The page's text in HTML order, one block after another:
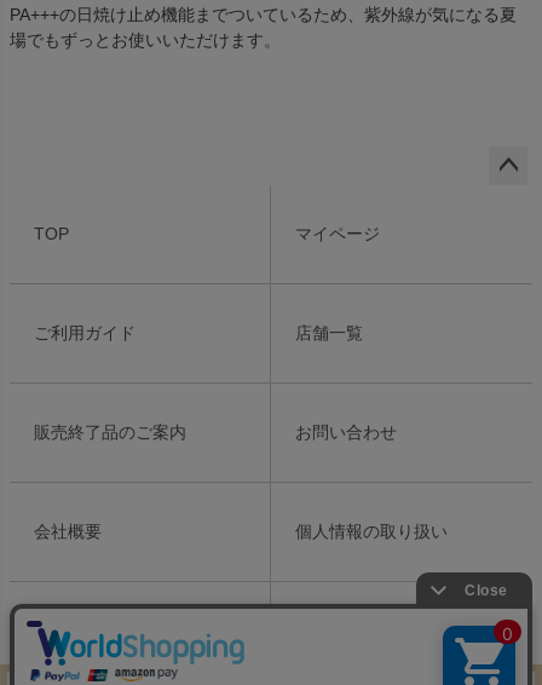
PA+++の日焼け止め機能までついているため、紫外線が気になる夏
場でもずっとお使いいただけます。
TOP マイページ
ご利用ガイド 店舗一覧
販売終了品のご案内 お問い合わせ
会社概要 個人情報の取り扱い
特定商取引法表示